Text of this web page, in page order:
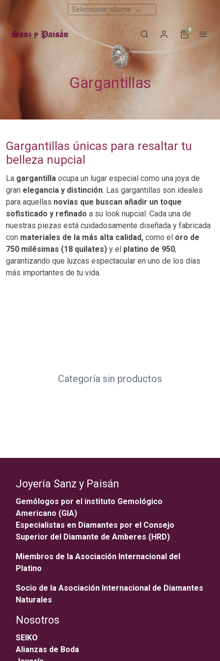
Seleccionar idioma
0
Gargantillas
Gargantillas únicas para resaltar tu
belleza nupcial
La gargantilla ocupa un lugar especial como una joya de
gran elegancia y distinción. Las gargantillas son ideales
para aquellas novias que buscan añadir un toque
sofisticado y refinado a su look nupcial. Cada una de
nuestras piezas está cuidadosamente diseñada y fabricada
con materiales de la más alta calidad, como el oro de
750 milésimas (18 quilates) y el platino de 950,
garantizando que luzcas espectacular en uno de los días
más importantes de tu vida.
Categoría sin productos
Joyería Sanz y Paisán
Gemólogos por el instituto Gemológico
Americano (GIA)
Especialistas en Diamantes por el Consejo
Superior del Diamante de Amberes (HRD)
Miembros de la Asociación Internacional del
Platino
Socio de la Asociación Internacional de Diamantes
Naturales
Nosotros
SEIKO
Alianzas de Boda